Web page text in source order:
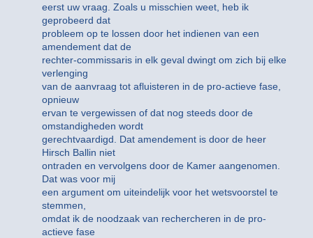
eerst uw vraag. Zoals u misschien weet, heb ik
geprobeerd dat
probleem op te lossen door het indienen van een
amendement dat de
rechter-commissaris in elk geval dwingt om zich bij elke
verlenging
van de aanvraag tot afluisteren in de pro-actieve fase,
opnieuw
ervan te vergewissen of dat nog steeds door de
omstandigheden wordt
gerechtvaardigd. Dat amendement is door de heer
Hirsch Ballin niet
ontraden en vervolgens door de Kamer aangenomen.
Dat was voor mij
een argument om uiteindelijk voor het wetsvoorstel te
stemmen,
omdat ik de noodzaak van rechercheren in de pro-
actieve fase